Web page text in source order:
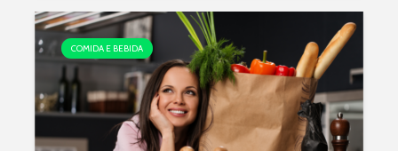
COMIDA E BEBIDA